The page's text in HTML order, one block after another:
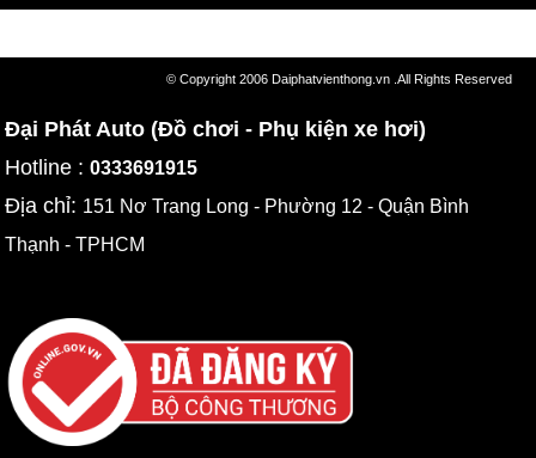
© Copyright 2006 Daiphatvienthong.vn .All Rights Reserved
Đại Phát Auto (Đồ chơi - Phụ kiện xe hơi)
Hotline :0333691915
Địa chỉ: 151 Nơ Trang Long - Phường 12 - Quận Bình
Thạnh - TPHCM